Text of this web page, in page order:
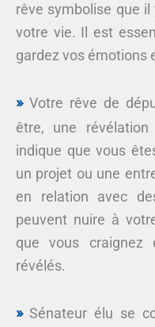
rêve symbolise que
votre vie. Il est
gardez vos émotions
Votre rêve de
être, une
indique que vous
un projet ou une
en relation avec
peuvent nuire à
que vous craignez
révélés.
Sénateur élu se